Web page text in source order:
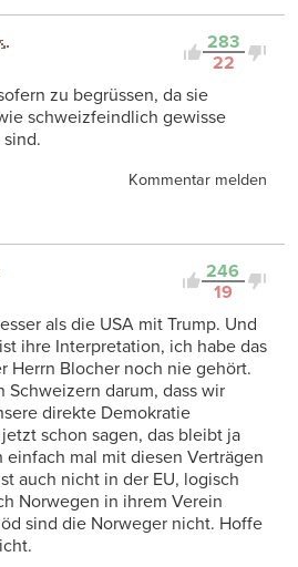
283
22
zu begrüssen, da sie
schweizfeindlich gewisse
Kommentar melden
246
19
als die USA mit Trump. Und
ihre Interpretation, ich habe das
Herrn Blocher noch nie gehört.
Schweizern darum, dass wir
direkte Demokratie
schon sagen, das bleibt ja
mal mit diesen Verträgen
auch nicht in der EU, logisch
Norwegen in ihrem Verein
sind die Norweger nicht. Hoffe